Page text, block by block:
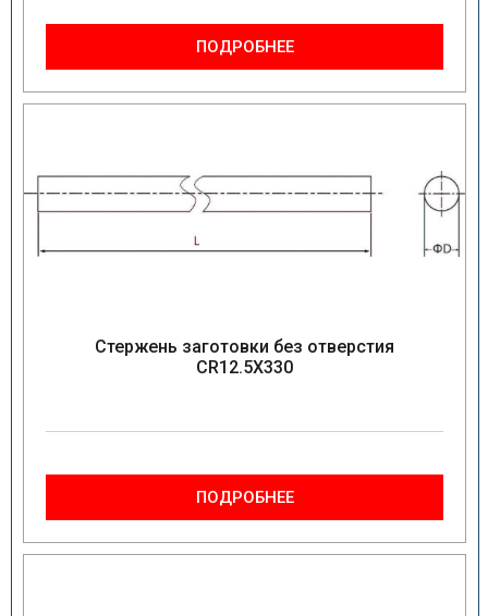
ПОДРОБНЕЕ
Стержень заготовки без отверстия
CR12.5X330
ПОДРОБНЕЕ